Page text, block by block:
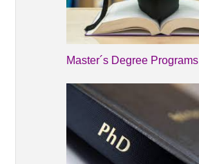
Master´s Degree Programs